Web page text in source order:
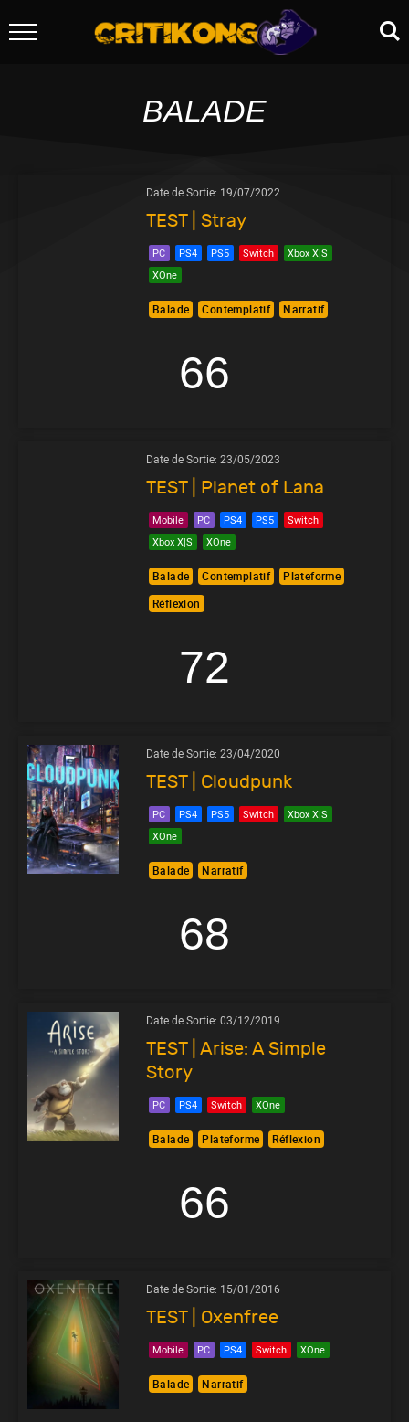
BALADE
Date de Sortie: 19/07/2022
TEST | Stray
PC PS4 PS5 Switch
Xbox X|S
XOne
Balade Contemplatif Narratif
66
Date de Sortie: 23/05/2023
TEST | Planet of Lana
Mobile PC PS4 PS5
Switch
Xbox X|S
XOne
Balade Contemplatif
Plateforme
Réflexion
72
Date de Sortie: 23/04/2020
TEST | Cloudpunk
PC PS4 PS5 Switch
Xbox X|S
XOne
Balade Narratif
68
Date de Sortie: 03/12/2019
TEST | Arise: A Simple
Story
PC PS4 Switch XOne
Balade Plateforme Réflexion
66
Date de Sortie: 15/01/2016
TEST | Oxenfree
Mobile PC PS4 Switch XOne
Balade Narratif